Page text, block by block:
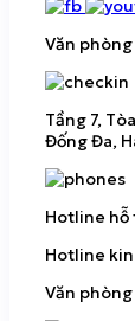
Văn phòng
Tầng 7,
Đống Đa,
Hotline hỗ
Hotline
Văn phòng